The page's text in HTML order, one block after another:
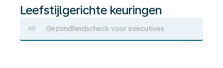
Leefstijlgerichte keuringen
Gezondheidscheck voor executives